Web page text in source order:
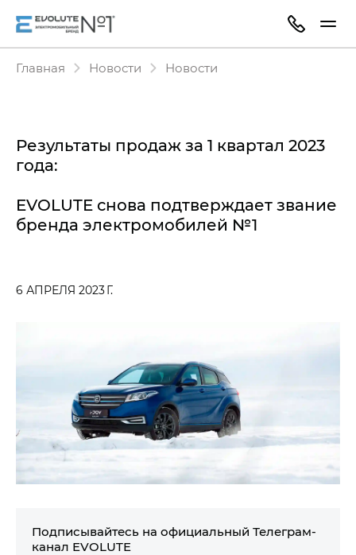
Главная Новости Новости
Результаты продаж за 1 квартал 2023
года:
EVOLUTE снова подтверждает звание
бренда электромобилей №1
6 АПРЕЛЯ 2023 Г.
Подписывайтесь на официальный Телеграм-
канал EVOLUTE